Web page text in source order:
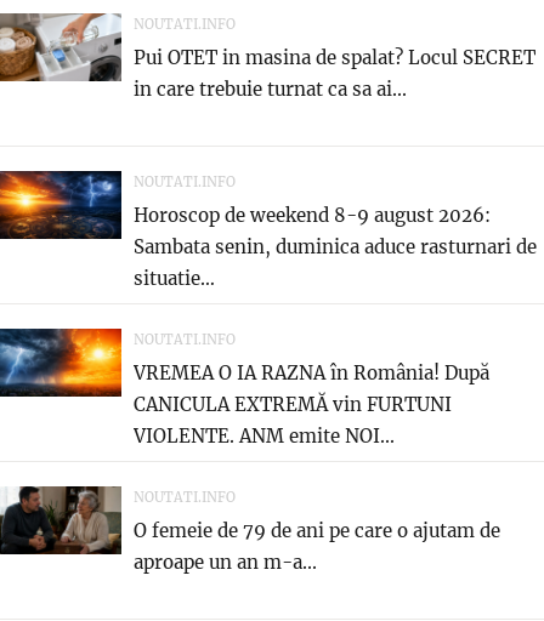
NOUTATI.INFO
Pui OTET in masina de spalat? Locul SECRET
in care trebuie turnat ca sa ai...
NOUTATI.INFO
Horoscop de weekend 8-9 august 2026:
Sambata senin, duminica aduce rasturnari de
situatie…
NOUTATI.INFO
VREMEA O IA RAZNA în România! După
CANICULA EXTREMĂ vin FURTUNI
VIOLENTE. ANM emite NOI...
NOUTATI.INFO
O femeie de 79 de ani pe care o ajutam de
aproape un an m-a...